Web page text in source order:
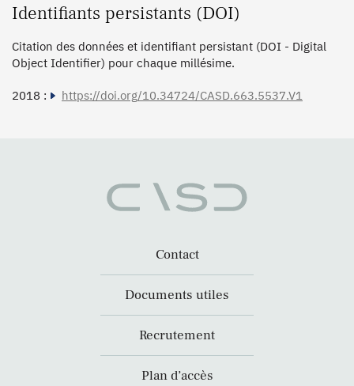
Identifiants persistants (DOI)
Citation des données et identifiant persistant (DOI - Digital
Object Identifier) pour chaque millésime.
2018 : https://doi.org/10.34724/CASD.663.5537.V1
Contact
Documents utiles
Recrutement
Plan d’accès